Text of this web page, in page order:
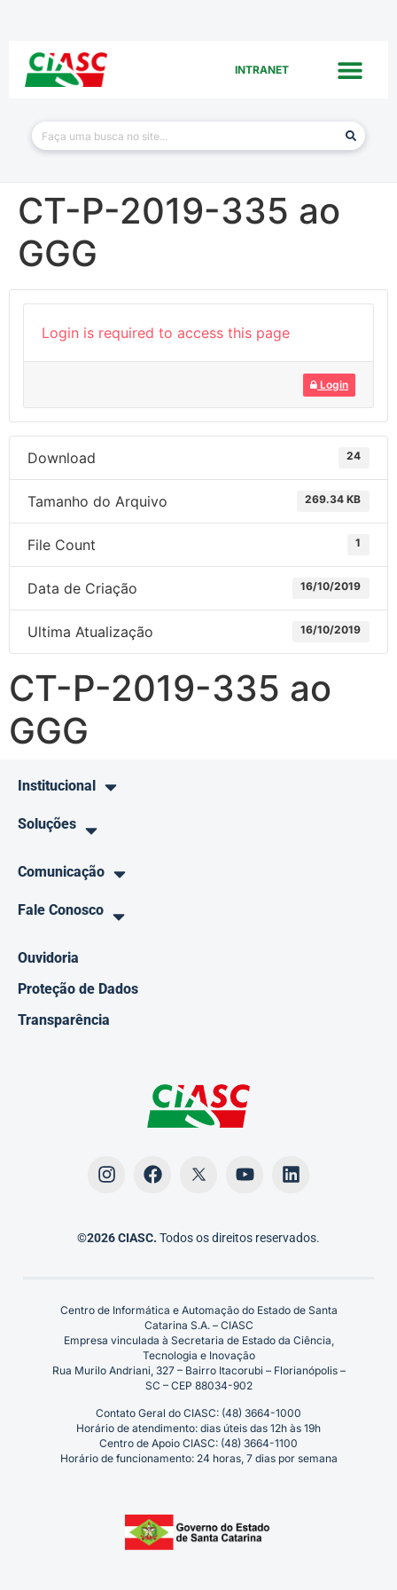
INTRANET
CT-P-2019-335 ao
GGG
Login is required to access this page
Login
Download 24
Tamanho do Arquivo 269.34 KB
File Count 1
Data de Criação 16/10/2019
Ultima Atualização 16/10/2019
CT-P-2019-335 ao
GGG
Institucional
Soluções
Comunicação
Fale Conosco
Ouvidoria
Proteção de Dados
Transparência
©2026 CIASC. Todos os direitos reservados.
Centro de Informática e Automação do Estado de Santa
Catarina S.A. – CIASC
Empresa vinculada à Secretaria de Estado da Ciência,
Tecnologia e Inovação
Rua Murilo Andriani, 327 – Bairro Itacorubi – Florianópolis –
SC – CEP 88034-902
Contato Geral do CIASC: (48) 3664-1000
Horário de atendimento: dias úteis das 12h às 19h
Centro de Apoio CIASC: (48) 3664-1100
Horário de funcionamento: 24 horas, 7 dias por semana